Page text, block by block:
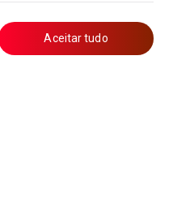
Aceitar tudo